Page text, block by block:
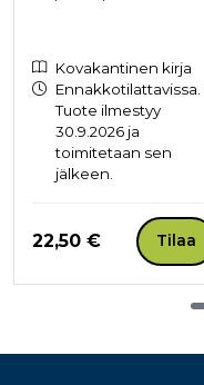
Kovakantinen kirja
Ennakkotilattavissa.
Tuote ilmestyy
30.9.2026 ja
toimitetaan sen
jälkeen.
Hinta nyt
22,50 € Tilaa